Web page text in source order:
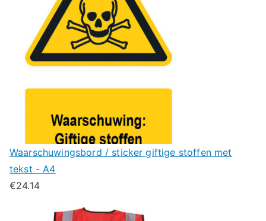
Waarschuwingsbord / sticker giftige stoffen met
tekst - A4
€24.14